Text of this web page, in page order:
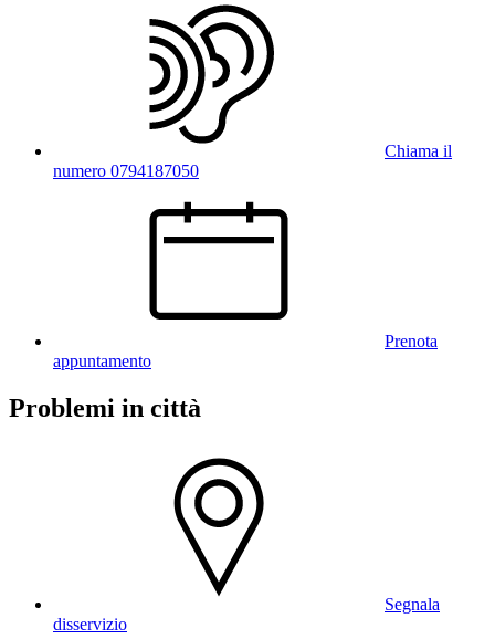
Chiama il
numero 0794187050
Prenota
appuntamento
Problemi in città
Segnala
disservizio